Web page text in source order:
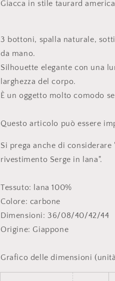
Giacca in stile taurard
3 bottoni, spalla naturale,
da mano.
Silhouette elegante con una
larghezza del corpo.
È un oggetto molto comodo
Questo articolo può essere
Si prega anche di
rivestimento Serge in lana".
Tessuto: lana 100%
Colore: carbone
Dimensioni: 36/08/40/42/44
Origine: Giappone
Grafico delle dimensioni